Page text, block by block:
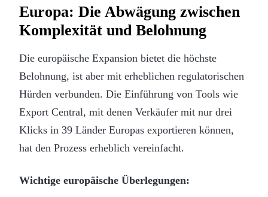
Europa: Die Abwägung zwischen
Komplexität und Belohnung
Die europäische Expansion bietet die höchste
Belohnung, ist aber mit erheblichen regulatorischen
Hürden verbunden. Die Einführung von Tools wie
Export Central, mit denen Verkäufer mit nur drei
Klicks in 39 Länder Europas exportieren können,
hat den Prozess erheblich vereinfacht.
Wichtige europäische Überlegungen: